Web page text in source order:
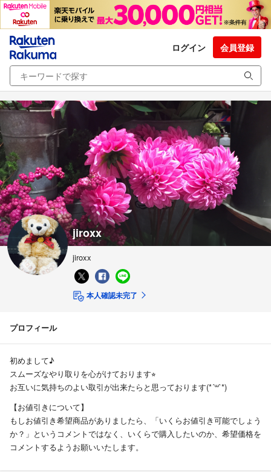
ログイン 会員登録
jiroxx
jiroxx
本人確認未完了
プロフィール
初めまして♪
スムーズなやり取りを心がけております⭐︎
お互いに気持ちのよい取引が出来たらと思っております(*´꒳`*)
【お値引きについて】
もしお値引き希望商品がありましたら、「いくらお値引き可能でしょう
か？」というコメントではなく、いくらで購入したいのか、希望価格を
コメントするようお願いいたします。